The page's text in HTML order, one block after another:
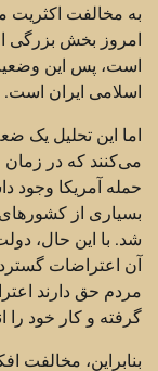
به مخالفت اکثریت
امروز بخش بزرگی
است، پس این
اسلامی ایران است.
اما این تحلیل یک
می‌کنند که در
حمله آمریکا وجود
بسیاری از
شد. با این حال،
آن اعتراضات
مردم حق دارند
گرفته و کار خود را
بنابراین، مخالفت